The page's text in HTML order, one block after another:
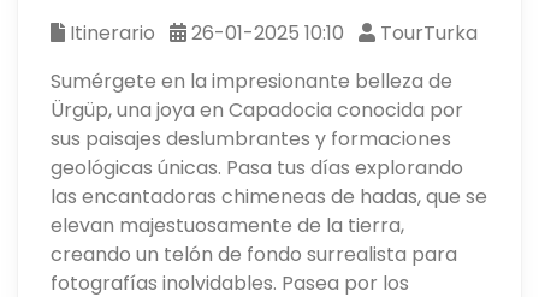
Itinerario 26-01-2025 10:10
TourTurka
Sumérgete en la impresionante belleza de
Ürgüp, una joya en Capadocia conocida por
sus paisajes deslumbrantes y formaciones
geológicas únicas. Pasa tus días explorando
las encantadoras chimeneas de hadas, que se
elevan majestuosamente de la tierra,
creando un telón de fondo surrealista para
fotografías inolvidables. Pasea por los